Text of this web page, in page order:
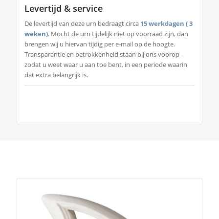
Levertijd & service
De levertijd van deze urn bedraagt circa 15 werkdagen ( 3
weken). Mocht de urn tijdelijk niet op voorraad zijn, dan
brengen wij u hiervan tijdig per e-mail op de hoogte.
Transparantie en betrokkenheid staan bij ons voorop –
zodat u weet waar u aan toe bent, in een periode waarin
dat extra belangrijk is.